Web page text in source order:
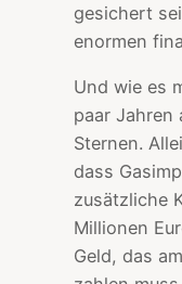
gesichert
enormen
Und wie es
paar Jahren
Sternen.
dass
zusätzliche
Millionen
Geld, das